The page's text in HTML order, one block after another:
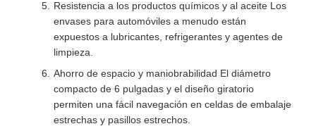
Resistencia a los productos químicos y al aceite Los
envases para automóviles a menudo están
expuestos a lubricantes, refrigerantes y agentes de
limpieza.
Ahorro de espacio y maniobrabilidad El diámetro
compacto de 6 pulgadas y el diseño giratorio
permiten una fácil navegación en celdas de embalaje
estrechas y pasillos estrechos.